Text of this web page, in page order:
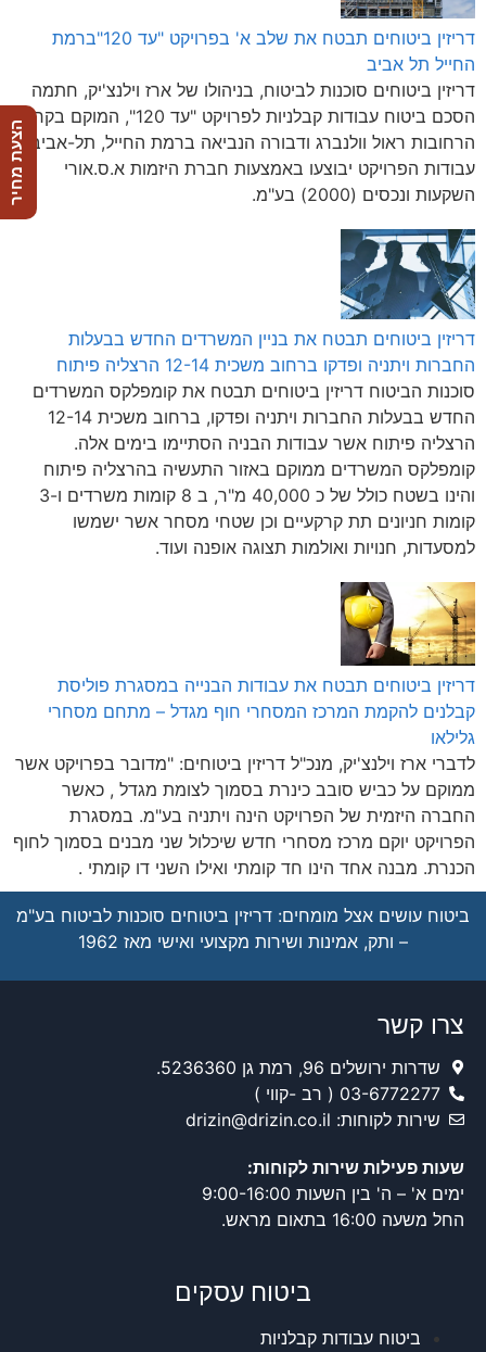
דריזין ביטוחים תבטח את שלב א' בפרויקט "עד 120"ברמת
החייל תל אביב
דריזין ביטוחים סוכנות לביטוח, בניהולו של ארז וילנצ'יק, חתמה
הסכם ביטוח עבודות קבלניות לפרויקט "עד 120", המוקם בקרן
הרחובות ראול וולנברג ודבורה הנביאה ברמת החייל, תל-אביב.
עבודות הפרויקט יבוצעו באמצעות חברת היזמות א.ס.אורי
השקעות ונכסים (2000) בע"מ.
דריזין ביטוחים תבטח את בניין המשרדים החדש בבעלות
החברות ויתניה ופדקו ברחוב משכית 12-14 הרצליה פיתוח
סוכנות הביטוח דריזין ביטוחים תבטח את קומפלקס המשרדים
החדש בבעלות החברות ויתניה ופדקו, ברחוב משכית 12-14
הרצליה פיתוח אשר עבודות הבניה הסתיימו בימים אלה.
קומפלקס המשרדים ממוקם באזור התעשיה בהרצליה פיתוח
והינו בשטח כולל של כ 40,000 מ"ר, ב 8 קומות משרדים ו-3
קומות חניונים תת קרקעיים וכן שטחי מסחר אשר ישמשו
למסעדות, חנויות ואולמות תצוגה אופנה ועוד.
דריזין ביטוחים תבטח את עבודות הבנייה במסגרת פוליסת
קבלנים להקמת המרכז המסחרי חוף מגדל – מתחם מסחרי
גלילאו
לדברי ארז וילנצ'יק, מנכ"ל דריזין ביטוחים: "מדובר בפרויקט אשר
ממוקם על כביש סובב כינרת בסמוך לצומת מגדל , כאשר
החברה היזמית של הפרויקט הינה ויתניה בע"מ. במסגרת
הפרויקט יוקם מרכז מסחרי חדש שיכלול שני מבנים בסמוך לחוף
הכנרת. מבנה אחד הינו חד קומתי ואילו השני דו קומתי .
ביטוח עושים אצל מומחים: דריזין ביטוחים סוכנות לביטוח בע"מ
– ותק, אמינות ושירות מקצועי ואישי מאז 1962
צרו קשר
שדרות ירושלים 96, רמת גן 5236360.
03-6772277 ( רב -קווי )
שירות לקוחות: drizin@drizin.co.il
שעות פעילות שירות לקוחות:
ימים א' – ה' בין השעות 9:00-16:00
החל משעה 16:00 בתאום מראש.
ביטוח עסקים
ביטוח עבודות קבלניות
הצעת מחיר